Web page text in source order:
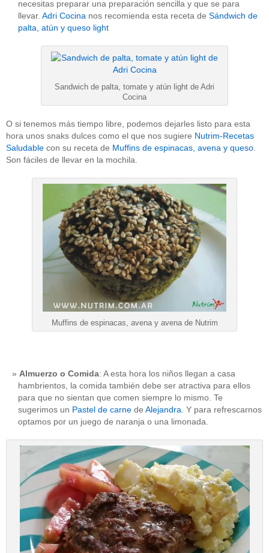
necesitas preparar una preparación sencilla y que se para
llevar. Adri Cocina nos recomienda esta receta de Sándwich de
palta, atún y queso light
Sandwich de palta, tomate y atún light de Adri
Cocina
O si tenemos más tiempo libre, podemos dejarles listo para esta
hora unos snaks dulces como el que nos sugiere Nutrim-Recetas
Saludable con su receta de Muffins de espinacas, avena y queso.
Son fáciles de llevar en la mochila.
Muffins de espinacas, avena y avena de Nutrim
Almuerzo o Comida: A esta hora los niños llegan a casa
hambrientos, la comida también debe ser atractiva para ellos
para que no sientan que comen siempre lo mismo. Te
sugerimos un Pastel de carne de Alejandra . Y para refrescarnos
optamos por un juego de naranja o una limonada.